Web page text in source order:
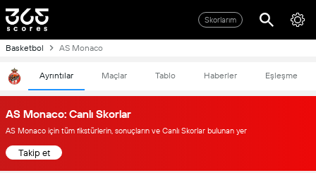
Skorlarım
Basketbol AS Monaco
Ayrıntılar Maçlar Tablo Haberler Eşleşme
AS Monaco: Canlı Skorlar
AS Monaco için tüm fikstürlerin, sonuçların ve Canlı Skorlar bulunan yer
Takip et